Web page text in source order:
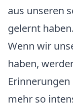
aus unseren
gelernt haben.
Wenn wir
haben,
mehr so